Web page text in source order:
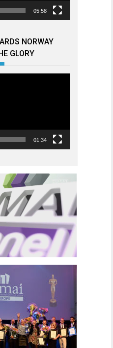
05:58
NORWAY
GLORY
01:34